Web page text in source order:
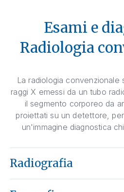
Esami e
Radiologia
La radiologia convenzionale
raggi X emessi da un tubo
il segmento corporeo da
proiettati su un detettore,
un'immagine diagnostica
Radiografia